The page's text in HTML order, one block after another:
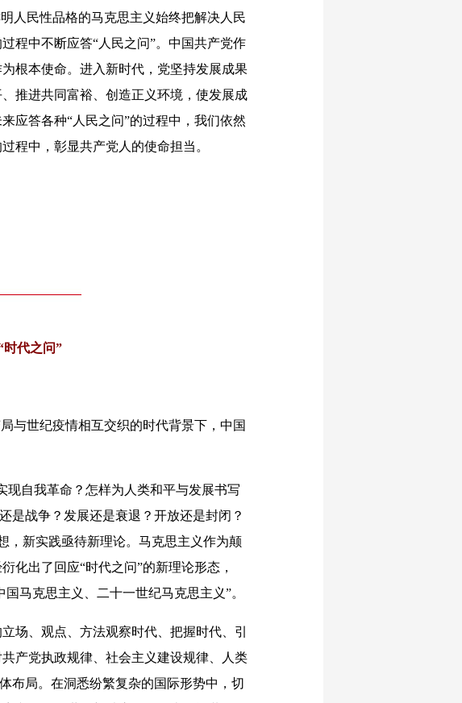
人民性品格的马克思主义始终把解决人民
程中不断应答“人民之问”。中国共产党作
根本使命。进入新时代，党坚持发展成果
推进共同富裕、创造正义环境，使发展成
应答各种“人民之问”的过程中，我们依然
程中，彰显共产党人的使命担当。
时代之问”
世纪疫情相互交织的时代背景下，中国
自我革命？怎样为人类和平与发展书写
是战争？发展还是衰退？开放还是封闭？
新实践亟待新理论。马克思主义作为颠
化出了回应“时代之问”的新理论形态，
马克思主义、二十一世纪马克思主义”。
、观点、方法观察时代、把握时代、引
产党执政规律、社会主义建设规律、人类
布局。在洞悉纷繁复杂的国际形势中，切